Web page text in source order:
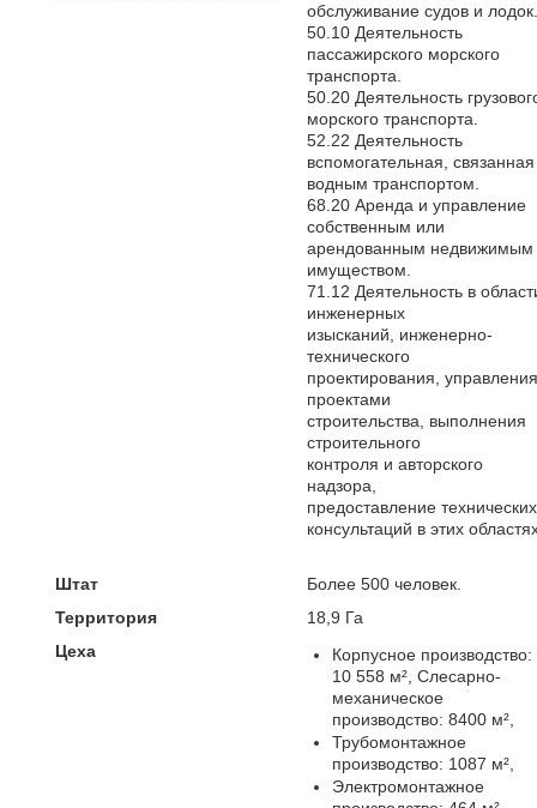
обслуживание судов и лодок.
50.10 Деятельность
пассажирского морского
транспорта.
50.20 Деятельность
морского транспорта.
52.22 Деятельность
вспомогательная,
водным транспортом.
68.20 Аренда и управление
собственным или
арендованным недвижимым
имуществом.
71.12 Деятельность в
инженерных
изысканий, инженерно-
технического
проектирования, управления
проектами
строительства, выполнения
строительного
контроля и авторского
надзора,
предоставление технических
консультаций в этих
Штат
Более 500 человек.
Территория
18,9 Га
Цеха
Корпусное производство:
10 558 м², Слесарно-
механическое
производство: 8400 м²,
Трубомонтажное
производство: 1087 м²,
Электромонтажное